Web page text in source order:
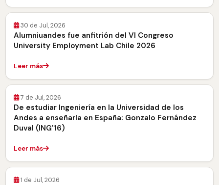
30 de Jul, 2026
Alumniuandes fue anfitrión del VI Congreso
University Employment Lab Chile 2026
Leer más
7 de Jul, 2026
De estudiar Ingeniería en la Universidad de los
Andes a enseñarla en España: Gonzalo Fernández
Duval (ING'16)
Leer más
1 de Jul, 2026